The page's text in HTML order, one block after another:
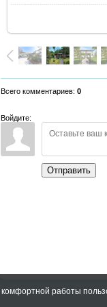
Всего комментариев: 0
Войдите:
Отправить
работы